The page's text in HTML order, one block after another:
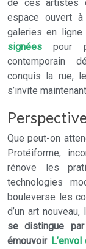
de ces artistes
espace ouvert
galeries en ligne
signées pour
contemporain
conquis la rue,
s’invite
Que peut-on
Protéiforme,
rénove les
technologies
bouleverse les
d’un art
se distingue
émouvoir.